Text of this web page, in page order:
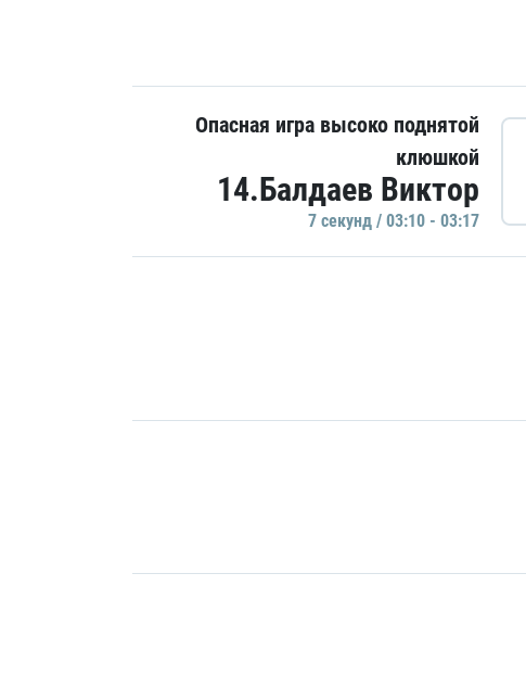
Опасная игра высоко поднятой
клюшкой
14.Балдаев Виктор
7 секунд / 03:10 - 03:17